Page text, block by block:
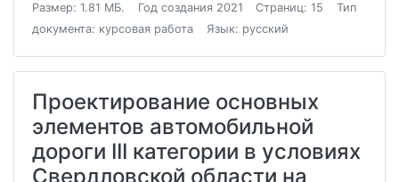
Размер: 1.81 МБ. Год создания 2021 Страниц: 15
Тип
документа: курсовая работа
Язык: русский
Проектирование основных
элементов автомобильной
дороги III категории в условиях
Свердловской области на